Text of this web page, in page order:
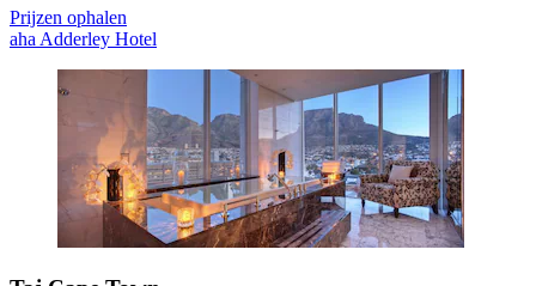
Prijzen ophalen
aha Adderley Hotel